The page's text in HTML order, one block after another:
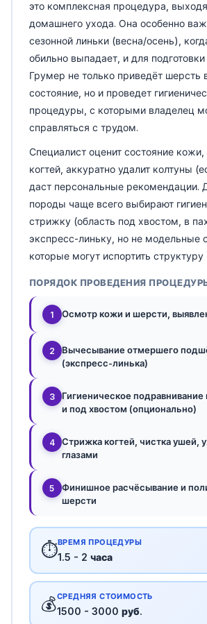
это комплексная процедура,
домашнего ухода. Она особенно
сезонной линьки (весна/осень),
обильно выпадает, и для
Грумер не только приведёт шерсть
состояние, но и проведет
процедуры, с которыми владелец
справляться с трудом.
Специалист оценит состояние
когтей, аккуратно удалит колтуны
даст персональные рекомендации.
породы чаще всего выбирают
стрижку (область под хвостом, в
экспресс-линьку, но не модельные
которые могут испортить структуру
ПОРЯДОК ПРОВЕДЕНИЯ
1 Осмотр кожи и шерсти,
2
Вычесывание отмершего
(экспресс-линька)
3
Гигиеническое подравнивание
и под хвостом (опционально)
4
Стрижка когтей, чистка ушей,
глазами
5
Финишное расчёсывание и
шерсти
⏱️ВРЕМЯ ПРОЦЕДУРЫ
1.5 - 2 часа
💰СРЕДНЯЯ СТОИМОСТЬ
1500 - 3000 руб.